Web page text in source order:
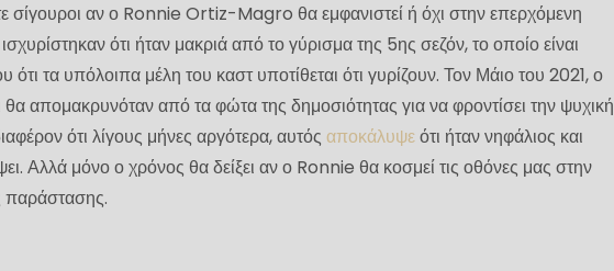
σίγουροι αν ο Ronnie Ortiz-Magro θα εμφανιστεί ή όχι στην επερχόμενη
ότι ήταν μακριά από το γύρισμα της 5ης σεζόν, το οποίο είναι
ότι τα υπόλοιπα μέλη του καστ υποτίθεται ότι γυρίζουν. Τον Μάιο του 2021, ο
απομακρυνόταν από τα φώτα της δημοσιότητας για να φροντίσει την ψυχική
ότι λίγους μήνες αργότερα, αυτόςαποκάλυψεότι ήταν νηφάλιος και
Αλλά μόνο ο χρόνος θα δείξει αν ο Ronnie θα κοσμεί τις οθόνες μας στην
παράστασης.